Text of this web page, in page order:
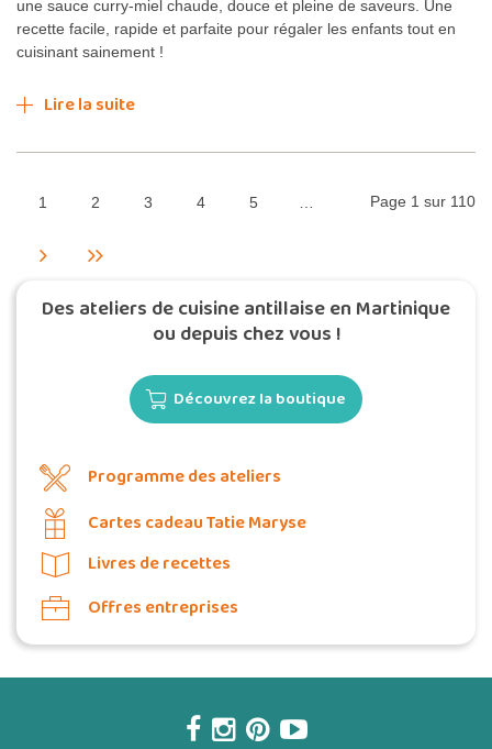
une sauce curry-miel chaude, douce et pleine de saveurs. Une
recette facile, rapide et parfaite pour régaler les enfants tout en
cuisinant sainement !
Lire la suite
Page 1 sur 110
1 2 3 4 5
Des ateliers de cuisine antillaise en Martinique
ou depuis chez vous !
Découvrez la boutique
Programme des ateliers
Cartes cadeau Tatie Maryse
Livres de recettes
Offres entreprises